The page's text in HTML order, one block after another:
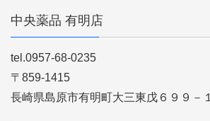
中央薬品 有明店
tel.0957-68-0235
〒859-1415
長崎県島原市有明町大三東戊６９９－１